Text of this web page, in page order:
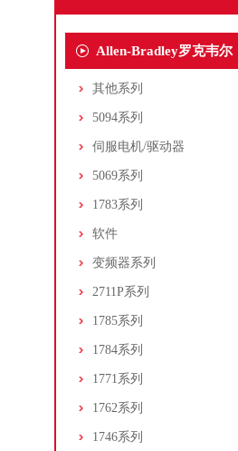
Allen-Bradley罗克韦尔
其他系列
5094系列
伺服电机/驱动器
5069系列
1783系列
软件
变频器系列
2711P系列
1785系列
1784系列
1771系列
1762系列
1746系列